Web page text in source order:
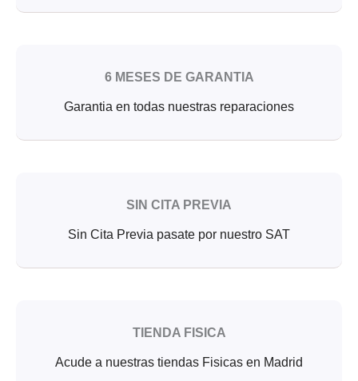
6 MESES DE GARANTIA
Garantia en todas nuestras reparaciones
SIN CITA PREVIA
Sin Cita Previa pasate por nuestro SAT
TIENDA FISICA
Acude a nuestras tiendas Fisicas en Madrid